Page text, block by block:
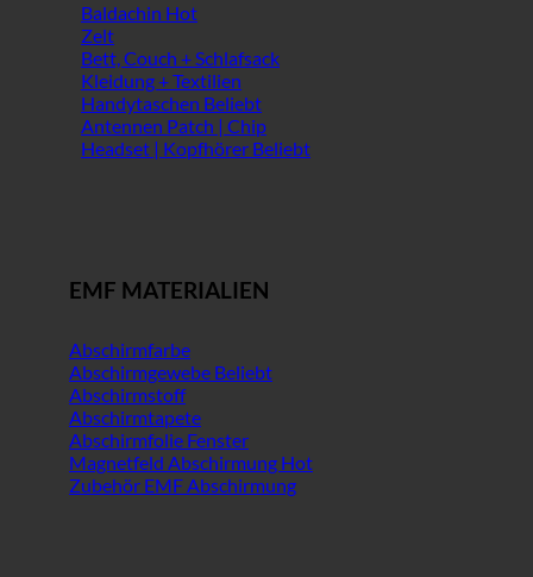
Baldachin
Zelt
Bett, Couch + Schlafsack
Kleidung + Textilien
Handytaschen
Antennen Patch | Chip
Headset | Kopfhörer
EMF MATERIALIEN
Abschirmfarbe
Abschirmgewebe
Abschirmstoff
Abschirmtapete
Abschirmfolie Fenster
Magnetfeld Abschirmung
Zubehör EMF Abschirmung